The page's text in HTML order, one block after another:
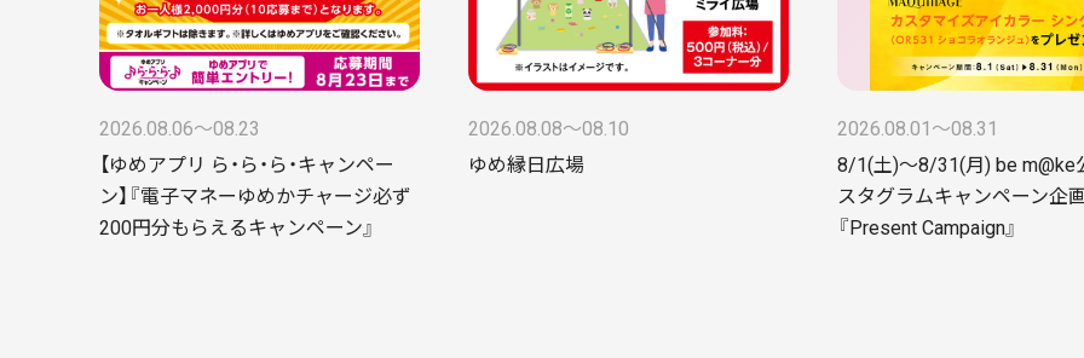
2026.08.06〜08.23
【ゆめアプリ ら・ら・ら・キャンペー
ン】『電子マネーゆめかチャージ必ず
200円分もらえるキャンペーン』
2026.08.08〜08.10
ゆめ縁日広場
2026.08.01〜08.31
8/1(土)～8/31(月) be m@ke
スタグラムキャンペーン企
『Present Campaign』